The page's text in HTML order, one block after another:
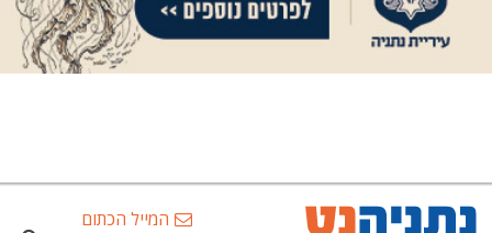
המייל הכתום